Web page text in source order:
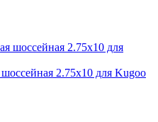
2.75x10 для Kugoo